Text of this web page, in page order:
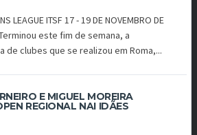
LEAGUE ITSF 17 - 19 DE NOVEMBRO DE
este fim de semana, a
de clubes que se realizou em Roma,...
E MIGUEL MOREIRA
REGIONAL NAI IDÃES